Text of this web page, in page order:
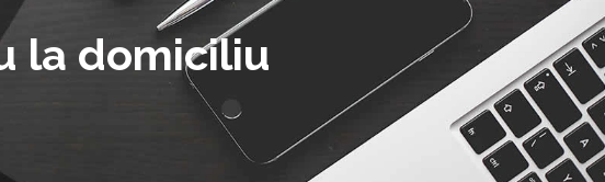
la domiciliu